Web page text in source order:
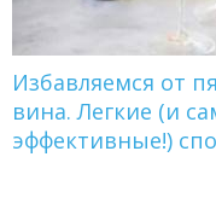
Избавляемся от
вина. Легкие (и
эффективные!)